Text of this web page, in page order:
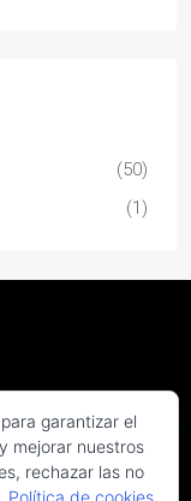
(50)
(1)
garantizar el
mejorar nuestros
rechazar las no
Política de cookies